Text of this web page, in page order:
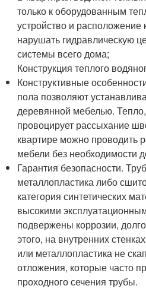
только к оборудованным
устройство и
нарушать гидравлическую
системы всего дома;
Конструкция теплого
Конструктивные
пола позволяют
деревянной мебелью.
провоцирует рассыхание
квартире можно проводить
мебели без необходимости
Гарантия безопасности.
металлопластика либо
категория синтетических
высокими
подвержены коррозии,
этого, на внутренних
или металлопластика не
отложения, которые часто
проходного сечения трубы.